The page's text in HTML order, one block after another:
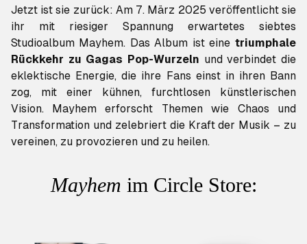
Jetzt ist sie zurück: Am 7. März 2025 veröffentlicht sie
ihr mit riesiger Spannung erwartetes siebtes
Studioalbum Mayhem. Das Album ist eine triumphale
Rückkehr zu Gagas Pop-Wurzeln und verbindet die
eklektische Energie, die ihre Fans einst in ihren Bann
zog, mit einer kühnen, furchtlosen künstlerischen
Vision.
Mayhem erforscht Themen wie Chaos und
Transformation und zelebriert die Kraft der Musik – zu
vereinen, zu provozieren und zu heilen.
Mayhem im Circle Store: